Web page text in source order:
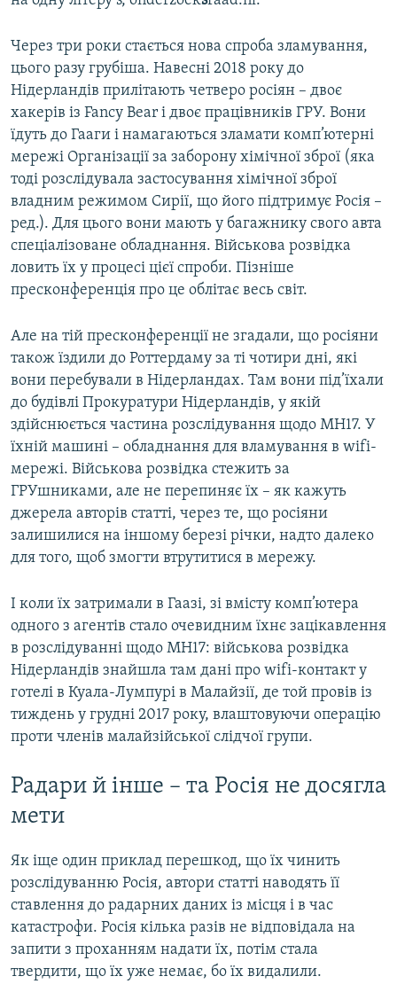
Через три роки стається нова спроба зламування,
цього разу грубіша. Навесні 2018 року до
Нідерландів прилітають четверо росіян – двоє
хакерів із Fancy Bear і двоє працівників ГРУ. Вони
їдуть до Гааги і намагаються зламати комп’ютерні
мережі Організації за заборону хімічної зброї (яка
тоді розслідувала застосування хімічної зброї
владним режимом Сирії, що його підтримує Росія –
ред.). Для цього вони мають у багажнику свого авта
спеціалізоване обладнання. Військова розвідка
ловить їх у процесі цієї спроби. Пізніше
пресконференція про це облітає весь світ.
Але на тій пресконференції не згадали, що росіяни
також їздили до Роттердаму за ті чотири дні, які
вони перебували в Нідерландах. Там вони під’їхали
до будівлі Прокуратури Нідерландів, у якій
здійснюється частина розслідування щодо MH17. У
їхній машині – обладнання для вламування в wifi-
мережі. Військова розвідка стежить за
ГРУшниками, але не перепиняє їх – як кажуть
джерела авторів статті, через те, що росіяни
залишилися на іншому березі річки, надто далеко
для того, щоб змогти втрутитися в мережу.
І коли їх затримали в Гаазі, зі вмісту комп’ютера
одного з агентів стало очевидним їхнє зацікавлення
в розслідуванні щодо MH17: військова розвідка
Нідерландів знайшла там дані про wifi-контакт у
готелі в Куала-Лумпурі в Малайзії, де той провів із
тиждень у грудні 2017 року, влаштовуючи операцію
проти членів малайзійської слідчої групи.
Радари й інше – та Росія не досягла
мети
Як іще один приклад перешкод, що їх чинить
розслідуванню Росія, автори статті наводять її
ставлення до радарних даних із місця і в час
катастрофи. Росія кілька разів не відповідала на
запити з проханням надати їх, потім стала
твердити, що їх уже немає, бо їх видалили.